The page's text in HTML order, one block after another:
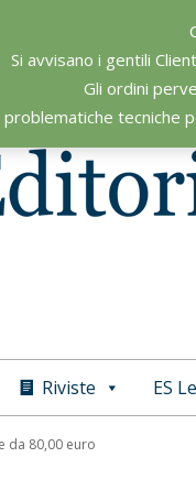
Si avvisano i gentili
Gli ordini
problematiche tecniche
Riviste ES
da 80,00 euro